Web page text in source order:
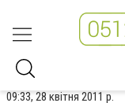
09:33, 28 квітня 2011 р.